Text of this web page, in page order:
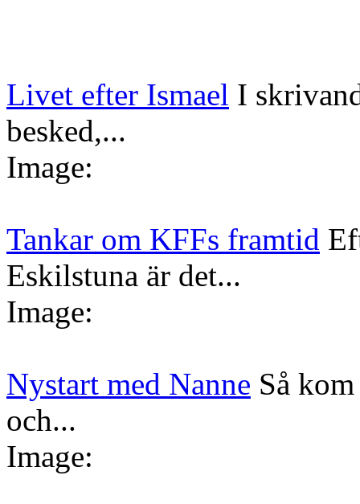
Livet efter Ismael I
besked,...
Image:
Tankar om KFFs framtid
Eskilstuna är det...
Image:
Nystart med Nanne Så
och...
Image: